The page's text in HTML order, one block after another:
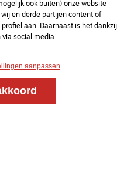
ontmoeting, vorming
onderweg, in het bijzonder
ook buiten) onze website
en derde partijen content of
aan. Daarnaast is het dankzij
social media.
aanpassen